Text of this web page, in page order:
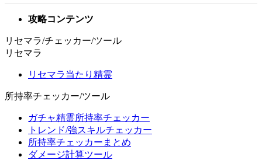
攻略コンテンツ
リセマラ/チェッカー/ツール
リセマラ
リセマラ当たり精霊
所持率チェッカー/ツール
ガチャ精霊所持率チェッカー
トレンド/強スキルチェッカー
所持率チェッカーまとめ
ダメージ計算ツール